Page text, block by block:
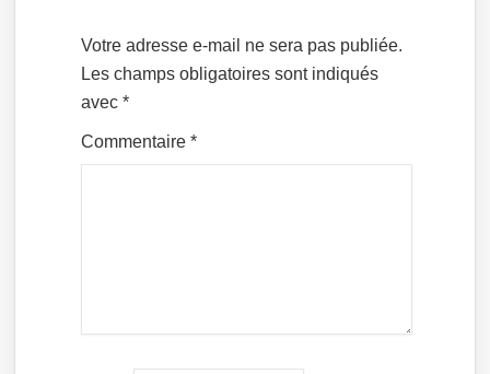
Votre adresse e-mail ne sera pas publiée.
Les champs obligatoires sont indiqués
avec*
Commentaire*